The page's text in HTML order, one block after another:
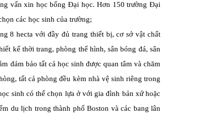
vấn xin học bổng Đại học. Hơn 150 trường Đại
các học sinh của trường;
8 hecta với đầy đủ trang thiết bị, cơ sở vật chất
kế thời trang, phòng thể hình, sân bóng đá, sân
đảm bảo tất cả học sinh được quan tâm và chăm
tất cả phòng đều kèm nhà vệ sinh riêng trong
sinh có thể chọn lựa ở với gia đình bản xứ hoặc
du lịch trong thành phố Boston và các bang lân